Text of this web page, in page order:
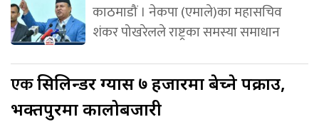
काठमाडौं । नेकपा (एमाले)का महासचिव
शंकर पोखरेलले राष्ट्रका समस्या समाधान
एकसिलिन्डर ग्यास ७ हजारमा बेच्ने पक्राउ,
भक्तपुरमा कालोबजारी